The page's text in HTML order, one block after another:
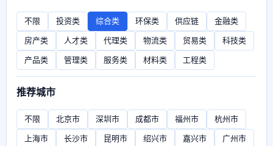
不限 投资类 综合类 环保类 供应链 金融类
房产类 人才类 代理类 物流类 贸易类 科技类
产品类 管理类 服务类 材料类 工程类
推荐城市
不限 北京市 深圳市 成都市 福州市 杭州市
上海市 长沙市 昆明市 绍兴市 嘉兴市 广州市